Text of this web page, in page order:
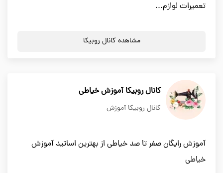
تعمیرات لوازم...
مشاهده کانال روبیکا
کانال روبیکا آموزش خیاطی
کانال روبیکا آموزش
آموزش رایگان صفر تا صد خیاطی از بهترین اساتید آموزش
خیاطی